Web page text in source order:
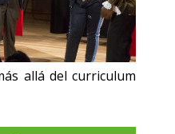
allá del curriculum